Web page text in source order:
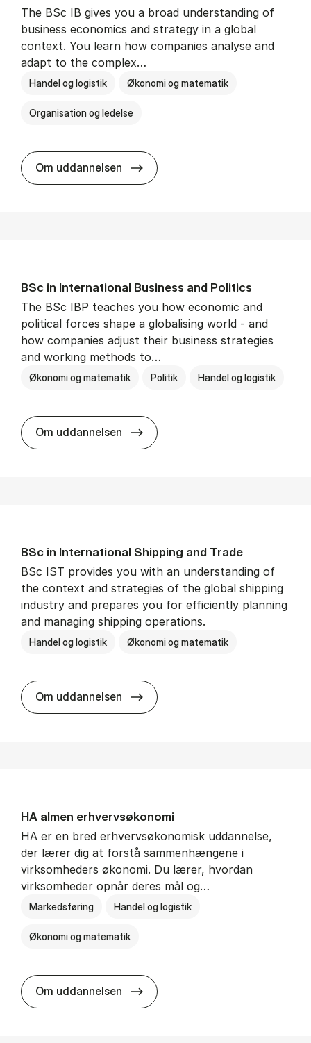
The BSc IB gives you a broad understanding of
business economics and strategy in a global
context. You learn how companies analyse and
adapt to the complex…
Handel og logistik Økonomi og matematik
Organisation og ledelse
Om uddannelsen BSc in In­ter­na­tion­al Busi­ness
BSc in In­ter­na­tion­al Busi­ness and Polit­ics
The BSc IBP teaches you how economic and
political forces shape a globalising world - and
how companies adjust their business strategies
and working methods to…
Økonomi og matematik Politik Handel og logistik
Om uddannelsen BSc in In­ter­na­tion­al Busi­ness
BSc in In­ter­na­tion­al Ship­ping and Trade
BSc IST provides you with an understanding of
the context and strategies of the global shipping
industry and prepares you for efficiently planning
and managing shipping operations.
Handel og logistik Økonomi og matematik
Om uddannelsen BSc in In­ter­na­tion­al Ship­ping
HA al­men erhvervs­økonomi
HA er en bred erhvervsøkonomisk uddannelse,
der lærer dig at forstå sammenhængene i
virksomheders økonomi. Du lærer, hvordan
virksomheder opnår deres mål og…
Markedsføring Handel og logistik
Økonomi og matematik
Om uddannelsen HA al­men erhvervs­økonomi